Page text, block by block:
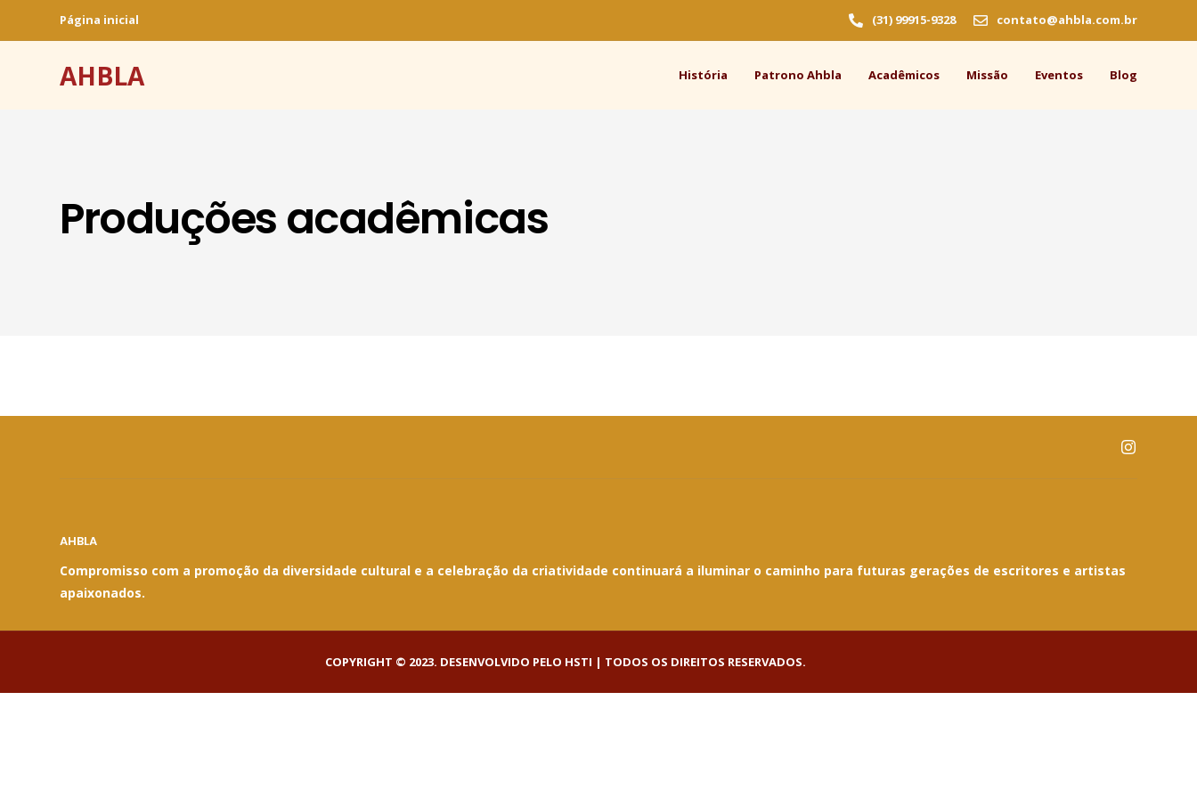
Página inicial (31) 99915-9328 contato@ahbla.com.br
AHBLA História Patrono Ahbla Acadêmicos Missão Eventos Blog
Produções acadêmicas
AHBLA
Compromisso com a promoção da diversidade cultural e a celebração da criatividade continuará a iluminar o caminho para futuras gerações de escritores e artistas
apaixonados.
COPYRIGHT © 2023. DESENVOLVIDO PELO HSTI | TODOS OS DIREITOS RESERVADOS.